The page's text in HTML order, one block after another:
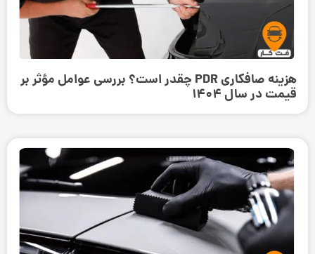
هزینه صافکاری PDR چقدر است؟ بررسی عوامل مؤثر بر
قیمت در سال 1404